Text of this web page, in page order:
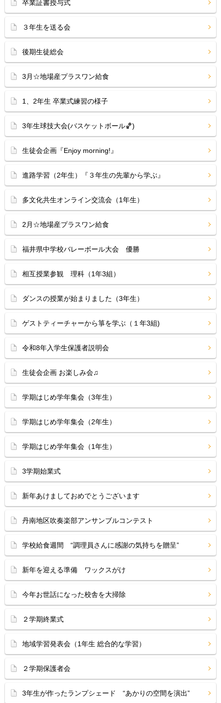
卒業証書授与式
３年生を送る会
後期生徒総会
3月☆地場産プラスワン給食
1、2年生 卒業式練習の様子
3年生球技大会(バスケットボール🏀)
生徒会企画『Enjoy morning!』
進路学習（2年生）『３年生の先輩から学ぶ』
多文化共生オンライン交流会（1年生）
2月☆地場産プラスワン給食
福井県中学校バレーボール大会 優勝
相互授業参観 理科（1年3組）
ダンスの授業が始まりました（3年生）
ゲストティーチャーから箏を学ぶ（１年3組)
令和8年入学生保護者説明会
生徒会企画 お楽しみ会♫
学期はじめ学年集会（3年生）
学期はじめ学年集会（2年生）
学期はじめ学年集会（1年生）
3学期始業式
新年あけましておめでとうございます
丹南地区吹奏楽部アンサンブルコンテスト
学校給食週間 “調理員さんに感謝の気持ちを贈呈”
新年を迎える準備 ワックスがけ
今年お世話になった校舎を大掃除
２学期終業式
地域学習発表会（1年生 総合的な学習）
２学期保護者会
3年生が作ったランプシェード “あかりの空間を演出”